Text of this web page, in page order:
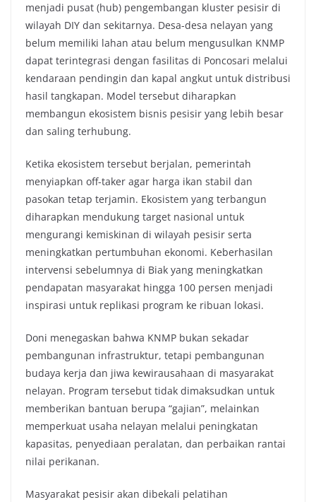
menjadi pusat (hub) pengembangan kluster pesisir di
wilayah DIY dan sekitarnya. Desa-desa nelayan yang
belum memiliki lahan atau belum mengusulkan KNMP
dapat terintegrasi dengan fasilitas di Poncosari melalui
kendaraan pendingin dan kapal angkut untuk distribusi
hasil tangkapan. Model tersebut diharapkan
membangun ekosistem bisnis pesisir yang lebih besar
dan saling terhubung.
Ketika ekosistem tersebut berjalan, pemerintah
menyiapkan off-taker agar harga ikan stabil dan
pasokan tetap terjamin. Ekosistem yang terbangun
diharapkan mendukung target nasional untuk
mengurangi kemiskinan di wilayah pesisir serta
meningkatkan pertumbuhan ekonomi. Keberhasilan
intervensi sebelumnya di Biak yang meningkatkan
pendapatan masyarakat hingga 100 persen menjadi
inspirasi untuk replikasi program ke ribuan lokasi.
Doni menegaskan bahwa KNMP bukan sekadar
pembangunan infrastruktur, tetapi pembangunan
budaya kerja dan jiwa kewirausahaan di masyarakat
nelayan. Program tersebut tidak dimaksudkan untuk
memberikan bantuan berupa “gajian”, melainkan
memperkuat usaha nelayan melalui peningkatan
kapasitas, penyediaan peralatan, dan perbaikan rantai
nilai perikanan.
Masyarakat pesisir akan dibekali pelatihan